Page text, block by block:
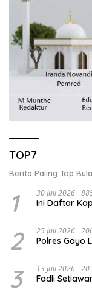
TOP7
Berita Paling Top
1 30 Juli 2026
Ini Daftar
2 25 Juli 2026
Polres Gayo
3 13 Juli 2026
Fadli